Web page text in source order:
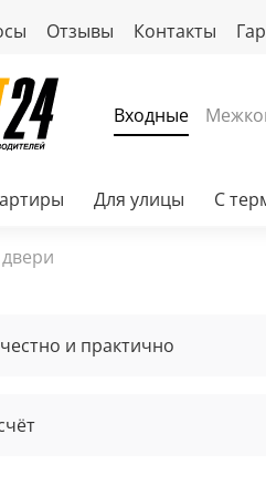
Отзывы Контакты
Входные
Для улицы С
и практично